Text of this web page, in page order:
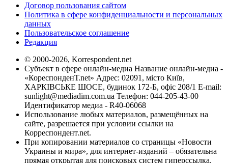
Договор пользования сайтом
Политика в сфере конфиденциальности и персональных
данных
Пользовательское соглашение
Редакция
© 2000-2026, Korrespondent.net
Субъект в сфере онлайн-медиа Название онлайн-медиа -
«КореспонденТ.net» Адрес: 02091, місто Київ,
ХАРКІВСЬКЕ ШОСЕ, будинок 172-Б, офіс 208/1 E-mail:
sunlight@mediadim.com.ua Телефон: 044-205-43-00
Идентификатор медиа - R40-06068
Использование любых материалов, размещённых на
сайте, разрешается при условии ссылки на
Корреспондент.net.
При копировании материалов со страницы «Новости
Украины и мира», для интернет-изданий – обязательна
прямая открытая для поисковых систем гиперссылка.